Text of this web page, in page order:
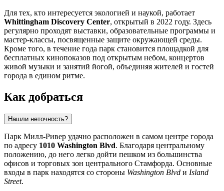
Для тех, кто интересуется экологией и наукой, работает
Whittingham Discovery Center, открытый в 2022 году. Здесь
регулярно проходят выставки, образовательные программы и
мастер-классы, посвященные защите окружающей среды.
Кроме того, в течение года парк становится площадкой для
бесплатных кинопоказов под открытым небом, концертов
живой музыки и занятий йогой, объединяя жителей и гостей
города в едином ритме.
Как добраться
Нашли неточность?
Парк Милл-Ривер удачно расположен в самом центре города
по адресу 1010 Washington Blvd. Благодаря центральному
положению, до него легко дойти пешком из большинства
офисов и торговых зон центрального Стамфорда. Основные
входы в парк находятся со стороны Washington Blvd и Island
Street.